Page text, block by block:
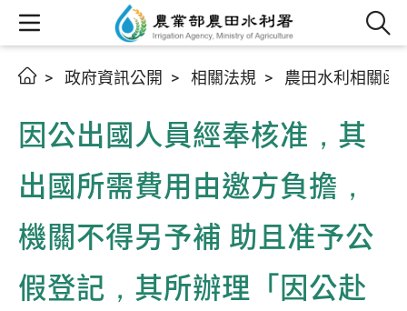
政府資訊公開 相關法規 農田水利相關函
因公出國人員經奉核准，其
出國所需費用由邀方負擔，
機關不得另予補 助且准予公
假登記，其所辦理「因公赴